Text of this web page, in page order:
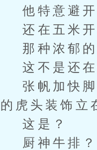
他特意避开
还在五米开
那种浓郁的
这不是还在
张帆加快脚
的虎头装饰立
这是？
厨神牛排？